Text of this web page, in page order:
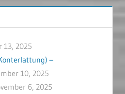
13, 2025
–
10, 2025
6, 2025